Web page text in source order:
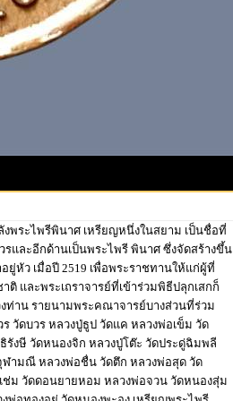
พระไพรีพินาศ เหรียญหนึ่งในสยาม เป็นชื่อที่
รและอีกด้านเป็นพระไพรี พินาศ ซึ่งจัดสร้างขึ้น
ยู่หัว เมื่อปี 2519 เพื่อพระราชทานให้แก่ผู้ที่
และพระเถราจารย์ที่เข้าร่วมพิธีปลุกเสกก็
ท่าน รายนามพระคณาจารย์บางส่วนที่ร่วม
วัดบวร หลวงปู่ธูป วัดแค หลวงพ่อเข็ม วัด
งษี วัดหนองจิก หลวงปู่โต๊ะ วัดประดู่ฉิมพลี
ฬามณี หลวงพ่อชื่น วัดตึก หลวงพ่อสุด วัด
ม วัดดอนยายหอม หลวงพ่อจวน วัดหนองสุ่ม